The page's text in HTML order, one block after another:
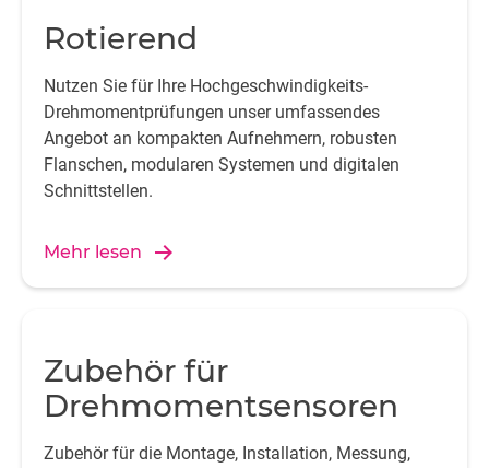
Rotierend
Nutzen Sie für Ihre Hochgeschwindigkeits-
Drehmomentprüfungen unser umfassendes
Angebot an kompakten Aufnehmern, robusten
Flanschen, modularen Systemen und digitalen
Schnittstellen.
Mehr lesen
Zubehör für
Drehmomentsensoren
Zubehör für die Montage, Installation, Messung,